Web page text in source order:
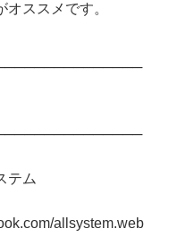
ススメです。
テム
allsystem.web